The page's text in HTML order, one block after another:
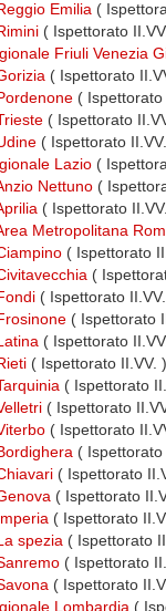
Emilia (
( Ispettorato
Friuli Venezia
( Ispettorato
( Ispettorato
( Ispettorato
( Ispettorato
Lazio (
Nettuno (
( Ispettorato
Metropolitana
( Ispettorato
(
( Ispettorato
( Ispettorato
( Ispettorato
( Ispettorato II.VV. )
( Ispettorato
( Ispettorato
( Ispettorato
( Ispettorato
( Ispettorato
( Ispettorato
( Ispettorato
spezia ( Ispettorato
( Ispettorato
( Ispettorato
Lombardia (